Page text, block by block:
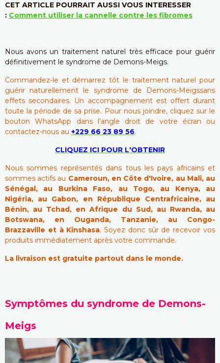
CET ARTICLE POURRAIT AUSSI VOUS INTERESSER
: Comment utiliser la cannelle contre les fibromes
Nous avons un traitement naturel très efficace pour guérir
définitivement le syndrome de Demons-Meigs.
Commandez-le et démarrez tôt le traitement naturel pour
guérir naturellement le syndrome de Demons-Meigssans
effets secondaires. Un accompagnement est offert durant
toute la période de sa prise. Pour nous joindre, cliquez sur le
bouton WhatsApp dans l’angle droit de votre écran ou
contactez-nous au +229 66 23 89 56.
CLIQUEZ ICI POUR L'OBTENIR
Nous sommes représentés dans tous les pays africains et
sommes actifs au Cameroun, en Côte d'Ivoire, au Mali, au
Sénégal, au Burkina Faso, au Togo, au Kenya, au
Nigéria, au Gabon, en République Centrafricaine, au
Bénin, au Tchad, en Afrique du Sud, au Rwanda, au
Botswana, en Ouganda, Tanzanie, au Congo-
Brazzaville et à Kinshasa. Soyez donc sûr de recevoir vos
produits immédiatement après votre commande.
La livraison est gratuite partout dans le monde.
Symptômes du syndrome de Demons-
Meigs